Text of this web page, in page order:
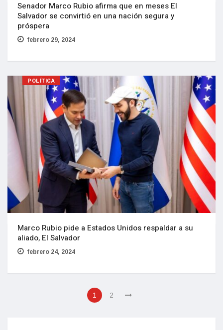
Senador Marco Rubio afirma que en meses El
Salvador se convirtió en una nación segura y
próspera
febrero 29, 2024
POLÍTICA
Marco Rubio pide a Estados Unidos respaldar a su
aliado, El Salvador
febrero 24, 2024
1 2